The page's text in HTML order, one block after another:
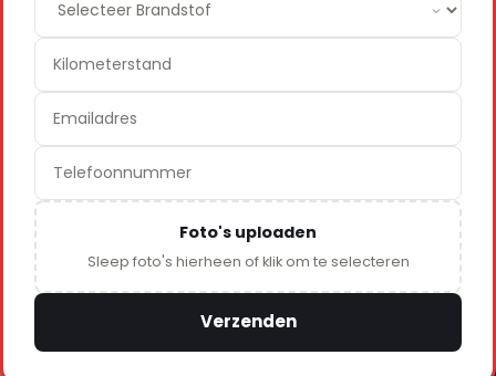
Foto's uploaden
Sleep foto's hierheen of klik om te selecteren
Verzenden